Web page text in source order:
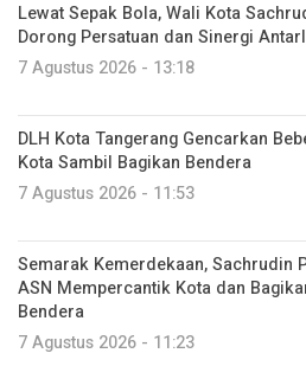
Lewat Sepak Bola, Wali Kota
Dorong Persatuan dan Sinergi
7 Agustus 2026 - 13:18
DLH Kota Tangerang Gencarkan
Kota Sambil Bagikan Bendera
7 Agustus 2026 - 11:53
Semarak Kemerdekaan, Sachrudin
ASN Mempercantik Kota dan
Bendera
7 Agustus 2026 - 11:23